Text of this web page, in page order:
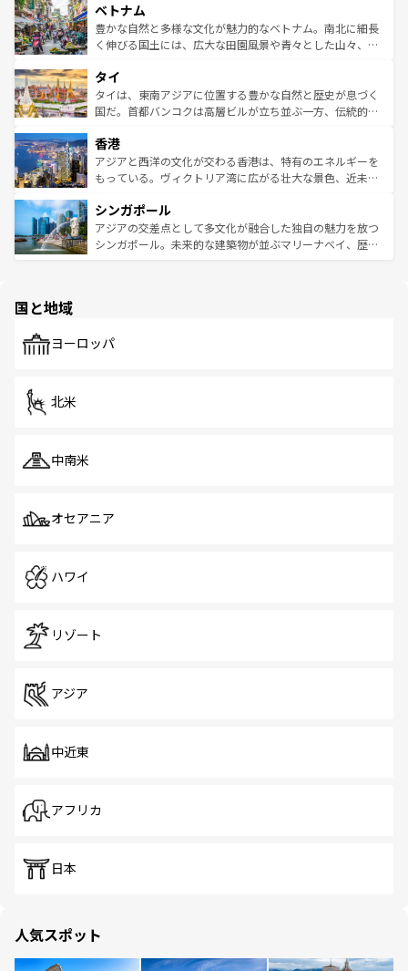
参照してほしい。
容にもいいと評判のスイーツなど、バラエティ豊かな料理
が味わえる。 なお、新着の台湾情報は コンテンツ一覧を参
照してほしい。
き、地方に足を延ばせば四季折々の自然美を楽しむことが
できる。そして、キムチや焼肉、絶品のストリートフード
まで、さまざまな韓国料理が待っている。夜には、韓国な
リティに包まれながら、韓国の多彩な魅力を心ゆくまで味
わってみてほしい。 なお、新着の韓国情報はコンテンツ一
覧を参照してほしい。
ベトナム
豊かな自然と多様な文化が魅力的なベトナム。南北に細長
く伸びる国土には、広大な田園風景や青々とした山々、世
急速な発展と共に伝統が息づく。ハノイの古い町並みやホ
ーチミン市のフランス統治時代の建物も、独特の雰囲気を
醸し出している。また、バラエティの豊かさとおいしさで
とつ。フォーやバインミー、ベトナムコーヒーなどは、ぜ
ひ現地で味わいたい。どの地域を訪れてもあたたかい人々
が旅行者を迎えてくれるので、きっと忘れられない旅にな
参照してほしい。
タイ
タイは、東南アジアに位置する豊かな自然と歴史が息づく
国だ。首都バンコクは高層ビルが立ち並ぶ一方、伝統的な
の活気が交差している。北部ではチェンマイなどの山岳地
帯で自然と触れ合い、南部ではプーケットやクラビの美し
いビーチでリゾート気分を楽しむことができる。タイ料理
激する。気候は一年中温暖で、どの季節にも異なる楽しみ
が待っている。親しみやすいタイの人々、仏教を中心とし
た文化、そして多様な観光資源が、訪れる旅人を魅了し続
香港
アジアと西洋の文化が交わる香港は、特有のエネルギーを
もっている。ヴィクトリア湾に広がる壮大な景色、近未来
み、どこを訪れても感動するはず。観光スポットが密集し
ており、効率よく見どころを回れるのも魅力。息をのむよ
うな絶景から文化的な体験まで、香港を存分に楽しみ尽く
シンガポール
アジアの交差点として多文化が融合した独自の魅力を放つ
シンガポール。未来的な建築物が並ぶマリーナベイ、歴史
で、ホーカーズは地元の風情を楽しめる外せないスポット
国と地域
ヨーロッパ
北米
中南米
オセアニア
ハワイ
リゾート
アジア
中近東
アフリカ
日本
人気スポット